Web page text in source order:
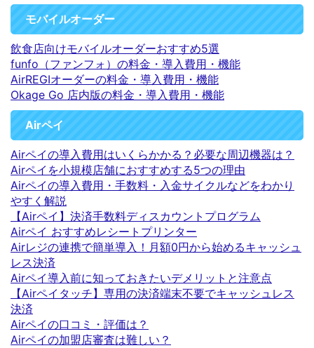
モバイルオーダー
飲食店向けモバイルオーダーおすすめ5選
funfo（ファンフォ）の料金・導入費用・機能
AirREGIオーダーの料金・導入費用・機能
Okage Go 店内版の料金・導入費用・機能
Airペイ
Airペイの導入費用はいくらかかる？必要な周辺機器は？
Airペイを小規模店舗におすすめする5つの理由
Airペイの導入費用・手数料・入金サイクルなどをわかり
やすく解説
【Airペイ】決済手数料ディスカウントプログラム
Airペイ おすすめレシートプリンター
Airレジの連携で簡単導入！月額0円から始めるキャッシュ
レス決済
Airペイ導入前に知っておきたいデメリットと注意点
【Airペイタッチ】専用の決済端末不要でキャッシュレス
決済
Airペイの口コミ・評価は？
Airペイの加盟店審査は難しい？